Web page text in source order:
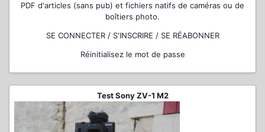
PDF d'articles (sans pub) et fichiers natifs de caméras ou de
boîtiers photo.
SE CONNECTER / S'INSCRIRE / SE RÉABONNER
Réinitialisez le mot de passe
Test Sony ZV-1 M2